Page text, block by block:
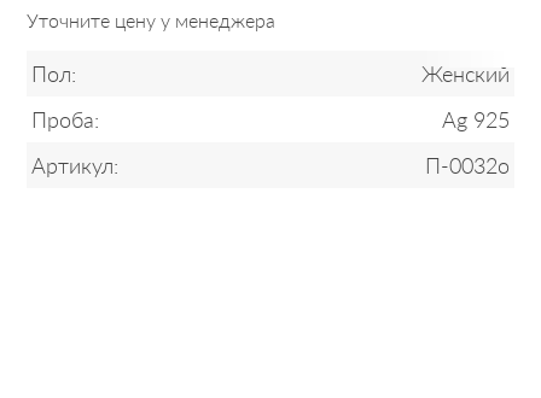
Уточните цену у менеджера
Пол:
Женский
Проба:
Ag 925
Артикул:
П-0032о